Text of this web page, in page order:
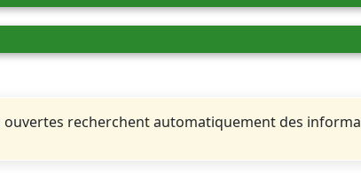
ouvertes recherchent automatiquement des